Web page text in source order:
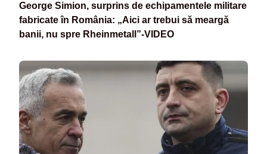
George Simion, surprins de echipamentele militare
fabricate în România: „Aici ar trebui să meargă
banii, nu spre Rheinmetall”-VIDEO